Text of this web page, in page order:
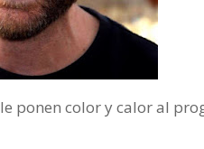
le ponen color y calor al